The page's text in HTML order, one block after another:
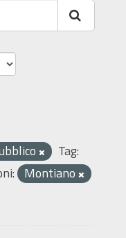
Tag:
Montiano